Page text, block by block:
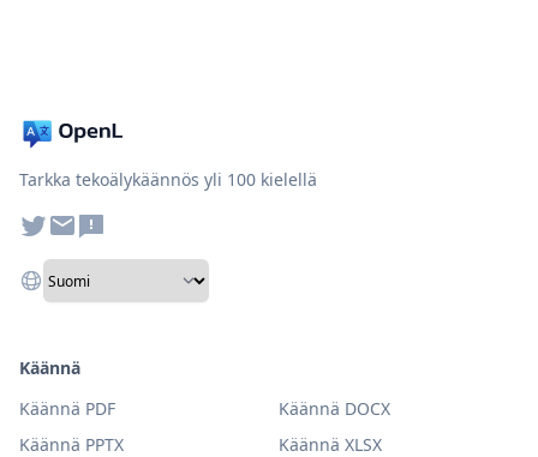
Tarkka tekoälykäännös yli 100 kielellä
Käännä
Käännä PDF
Käännä DOCX
Käännä PPTX
Käännä XLSX